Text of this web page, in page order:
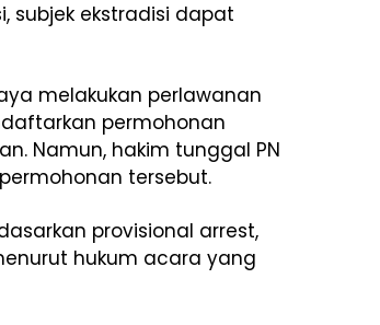
subjek ekstradisi dapat
melakukan perlawanan
permohonan
Namun, hakim tunggal PN
tersebut.
provisional arrest,
hukum acara yang